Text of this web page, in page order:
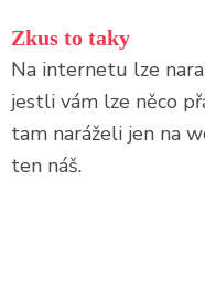
na
obsah
(stiskněte
Enter)
Zkus to taky
Na internetu lze
jestli vám lze něco
tam naráželi jen na
ten náš.